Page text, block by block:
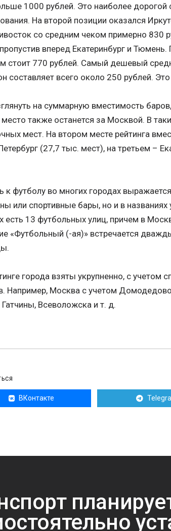
1000 рублей. Это наиболее дорогой
На второй позиции оказался
со средним чеком примерно 830
вперед Екатеринбург и
стоит 770 рублей. Самый дешевый
составляет всего около 250 рублей.
на суммарную вместимость
также останется за Москвой. В
мест. На втором месте рейтинга
(27,7 тыс. мест), на третьем –
к футболу во многих городах
или спортивные бары, но и в
есть 13 футбольных улиц, причем в
«Футбольный (-ая)» встречается
города взяты укрупненно, с учетом
Например, Москва с учетом
Всеволожска и т. д.
ВКонтакте